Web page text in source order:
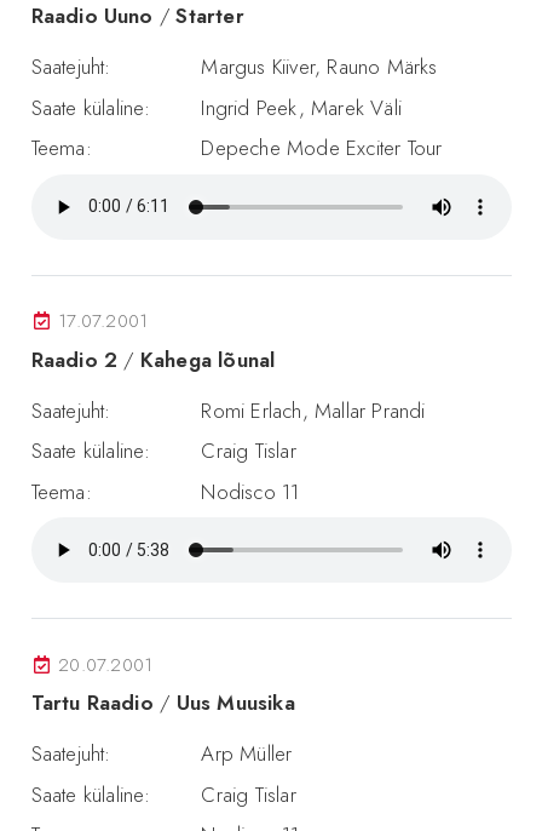
Raadio Uuno /Starter
Saatejuht:
Margus Kiiver, Rauno Märks
Saate külaline:
Ingrid Peek, Marek Väli
Teema:
Depeche Mode Exciter Tour
17.07.2001
Raadio 2 / Kahega lõunal
Saatejuht:
Romi Erlach, Mallar Prandi
Saate külaline:
Craig Tislar
Teema:
Nodisco 11
20.07.2001
Tartu Raadio / Uus Muusika
Saatejuht:
Arp Müller
Saate külaline:
Craig Tislar